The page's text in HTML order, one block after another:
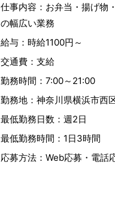
仕事内容：お弁当・揚げ物
の幅広い業務
給与：時給1100円～
交通費：支給
勤務時間：7:00～21:00
勤務地：神奈川県横浜市西
最低勤務日数：週2日
最低勤務時間：1日3時間
応募方法：Web応募・電話